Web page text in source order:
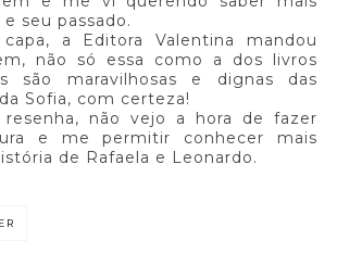
seu passado.
a Editora Valentina mandou
não só essa como a dos livros
são maravilhosas e dignas das
Sofia, com certeza!
resenha, não vejo a hora de fazer
e me permitir conhecer mais
de Rafaela e Leonardo.